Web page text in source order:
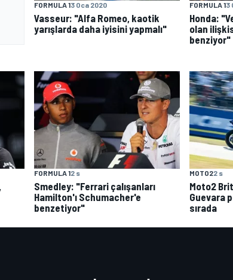
FORMULA 13 Oca 2020
Vasseur: "Alfa Romeo, kaotik
yarışlarda daha iyisini yapmalı"
FORMULA 13
Honda:
olan
benziyor"
FORMULA 12 s
Smedley: "Ferrari çalışanları
Hamilton'ı Schumacher'e
benzetiyor"
MOTO22 s
Moto2
Guevara
sırada